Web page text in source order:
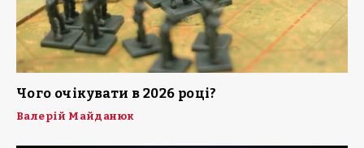
Чого очікувати в 2026 році?
Валерій Майданюк